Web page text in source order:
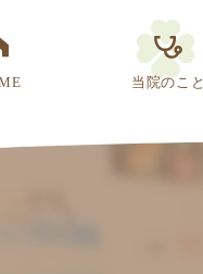
当院のこと